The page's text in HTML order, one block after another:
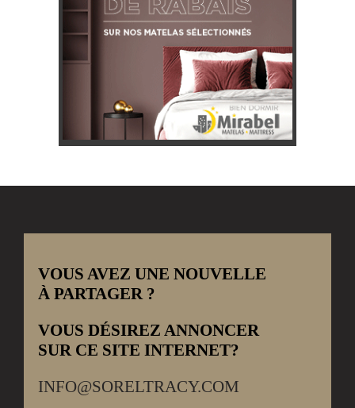
VOUS AVEZ UNE NOUVELLE
À PARTAGER ?
VOUS DÉSIREZ ANNONCER
SUR CE SITE INTERNET?
INFO@SORELTRACY.COM